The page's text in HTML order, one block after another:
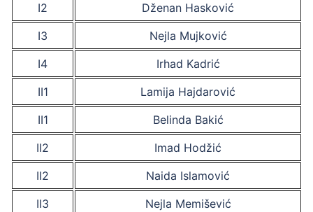
I2
Dženan Hasković
I3
Nejla Mujković
I4
Irhad Kadrić
II1
Lamija Hajdarović
II1
Belinda Bakić
II2
Imad Hodžić
II2
Naida Islamović
II3
Nejla Memišević